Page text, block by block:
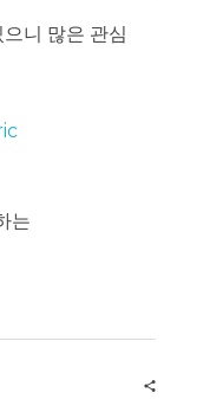
으니 많은 관심
는